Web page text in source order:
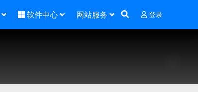
软件中心 网站服务 登录